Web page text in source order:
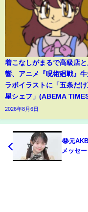
着こなしがまるで高級店と
響、アニメ『呪術廻戦』牛
ラボイラストに「五条だ
星シェフ」(ABEMA
2026年8月6日
😭元
メッセ